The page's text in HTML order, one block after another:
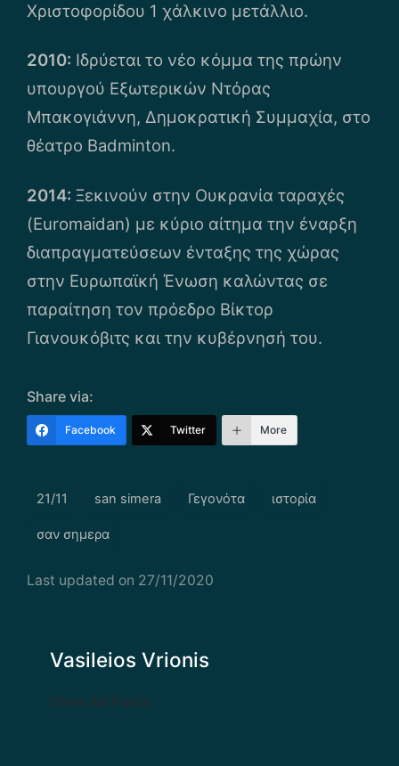
Χριστοφορίδου 1 χάλκινο μετάλλιο.
2010: Ιδρύεται το νέο κόμμα της πρώην
υπουργού Εξωτερικών Ντόρας
Μπακογιάννη, Δημοκρατική Συμμαχία, στο
θέατρο Badminton.
2014: Ξεκινούν στην Ουκρανία ταραχές
(Euromaidan) με κύριο αίτημα την έναρξη
διαπραγματεύσεων ένταξης της χώρας
στην Ευρωπαϊκή Ένωση καλώντας σε
παραίτηση τον πρόεδρο Βίκτορ
Γιανουκόβιτς και την κυβέρνησή του.
Share via:
Facebook Twitter More
21/11 san simera Γεγονότα ιστορία
σαν σημερα
Last updated on 27/11/2020
Vasileios Vrionis
View All Posts